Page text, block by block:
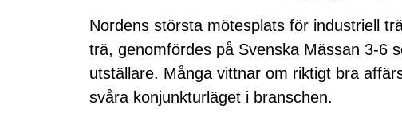
Nordens största mötesplats för industriell
trä, genomfördes på Svenska Mässan 3-6
utställare. Många vittnar om riktigt bra
svåra konjunkturläget i branschen.